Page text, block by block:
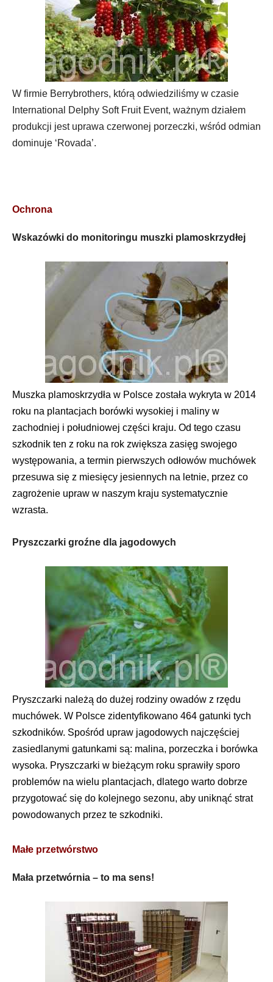
W firmie Berrybrothers, którą odwiedziliśmy w czasie
International Delphy Soft Fruit Event, ważnym działem
produkcji jest uprawa czerwonej porzeczki, wśród odmian
dominuje ‘Rovada’.
Ochrona
Wskazówki do monitoringu muszki plamoskrzydłej
Muszka plamoskrzydła w Polsce została wykryta w 2014
roku na plantacjach borówki wysokiej i maliny w
zachodniej i południowej części kraju. Od tego czasu
szkodnik ten z roku na rok zwiększa zasięg swojego
występowania, a termin pierwszych odłowów muchówek
przesuwa się z miesięcy jesiennych na letnie, przez co
zagrożenie upraw w naszym kraju systematycznie
wzrasta.
Pryszczarki groźne dla jagodowych
Pryszczarki należą do dużej rodziny owadów z rzędu
muchówek. W Polsce zidentyfikowano 464 gatunki tych
szkodników. Spośród upraw jagodowych najczęściej
zasiedlanymi gatunkami są: malina, porzeczka i borówka
wysoka. Pryszczarki w bieżącym roku sprawiły sporo
problemów na wielu plantacjach, dlatego warto dobrze
przygotować się do kolejnego sezonu, aby uniknąć strat
powodowanych przez te szkodniki.
Małe przetwórstwo
Mała przetwórnia – to ma sens!